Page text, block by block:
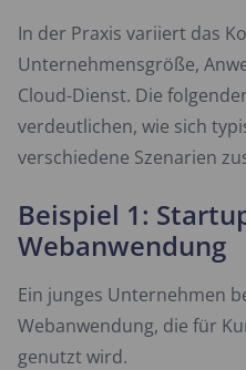
In der Praxis variiert das
Unternehmensgröße,
Cloud-Dienst. Die
verdeutlichen, wie sich
verschiedene Szenarien
Beispiel 1:
Webanwendung
Ein junges Unternehmen
Webanwendung, die für
genutzt wird.